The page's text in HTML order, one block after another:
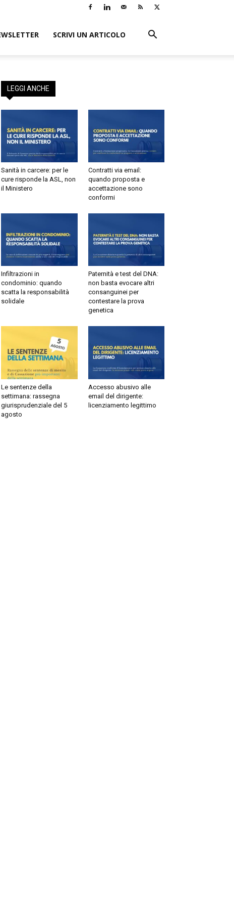
SCRIVI UN ARTICOLO
LEGGI ANCHE
Sanità in carcere: per le
cure risponde la ASL, non
il Ministero
Contratti via email:
quando proposta e
accettazione sono
conformi
Infiltrazioni in
condominio: quando
scatta la responsabilità
solidale
Paternità e test del DNA:
non basta evocare altri
consanguinei per
contestare la prova
genetica
Le sentenze della
settimana: rassegna
giurisprudenziale del 5
agosto
Accesso abusivo alle
email del dirigente:
licenziamento legittimo